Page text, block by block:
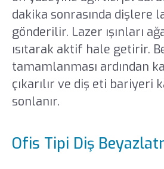
dakika sonrasında dişlere
gönderilir. Lazer ışınları
ısıtarak aktif hale getirir.
tamamlanması ardından
çıkarılır ve diş eti bariyeri
sonlanır.
Ofis Tipi Diş